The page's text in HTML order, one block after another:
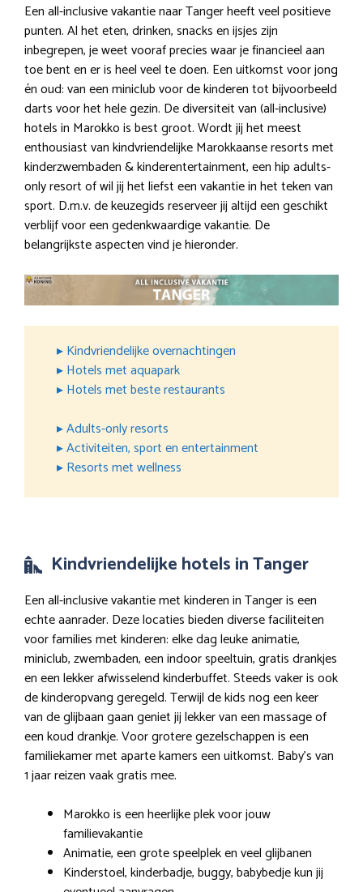
Een all-inclusive vakantie naar Tanger heeft veel positieve
punten. Al het eten, drinken, snacks en ijsjes zijn
inbegrepen, je weet vooraf precies waar je financieel aan
toe bent en er is heel veel te doen. Een uitkomst voor jong
én oud: van een miniclub voor de kinderen tot bijvoorbeeld
darts voor het hele gezin. De diversiteit van (all-inclusive)
hotels in Marokko is best groot. Wordt jij het meest
enthousiast van kindvriendelijke Marokkaanse resorts met
kinderzwembaden & kinderentertainment, een hip adults-
only resort of wil jij het liefst een vakantie in het teken van
sport. D.m.v. de keuzegids reserveer jij altijd een geschikt
verblijf voor een gedenkwaardige vakantie. De
belangrijkste aspecten vind je hieronder.
▸ Kindvriendelijke overnachtingen
▸ Hotels met aquapark
▸ Hotels met beste restaurants
▸ Adults-only resorts
▸ Activiteiten, sport en entertainment
▸ Resorts met wellness
Kindvriendelijke hotels in Tanger
Een all-inclusive vakantie met kinderen in Tanger is een
echte aanrader. Deze locaties bieden diverse faciliteiten
voor families met kinderen: elke dag leuke animatie,
miniclub, zwembaden, een indoor speeltuin, gratis drankjes
en een lekker afwisselend kinderbuffet. Steeds vaker is ook
de kinderopvang geregeld. Terwijl de kids nog een keer
van de glijbaan gaan geniet jij lekker van een massage of
een koud drankje. Voor grotere gezelschappen is een
familiekamer met aparte kamers een uitkomst. Baby’s van
1 jaar reizen vaak gratis mee.
Marokko is een heerlijke plek voor jouw
familievakantie
Animatie, een grote speelplek en veel glijbanen
Kinderstoel, kinderbadje, buggy, babybedje kun jij